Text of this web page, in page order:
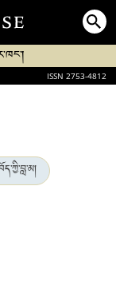
ISSN 2753-4812